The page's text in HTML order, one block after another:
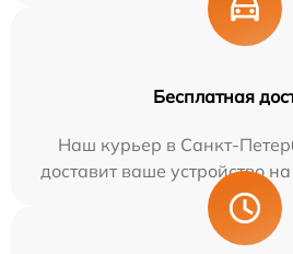
Бесплатная
Наш курьер в Санкт-
доставит ваше устройство